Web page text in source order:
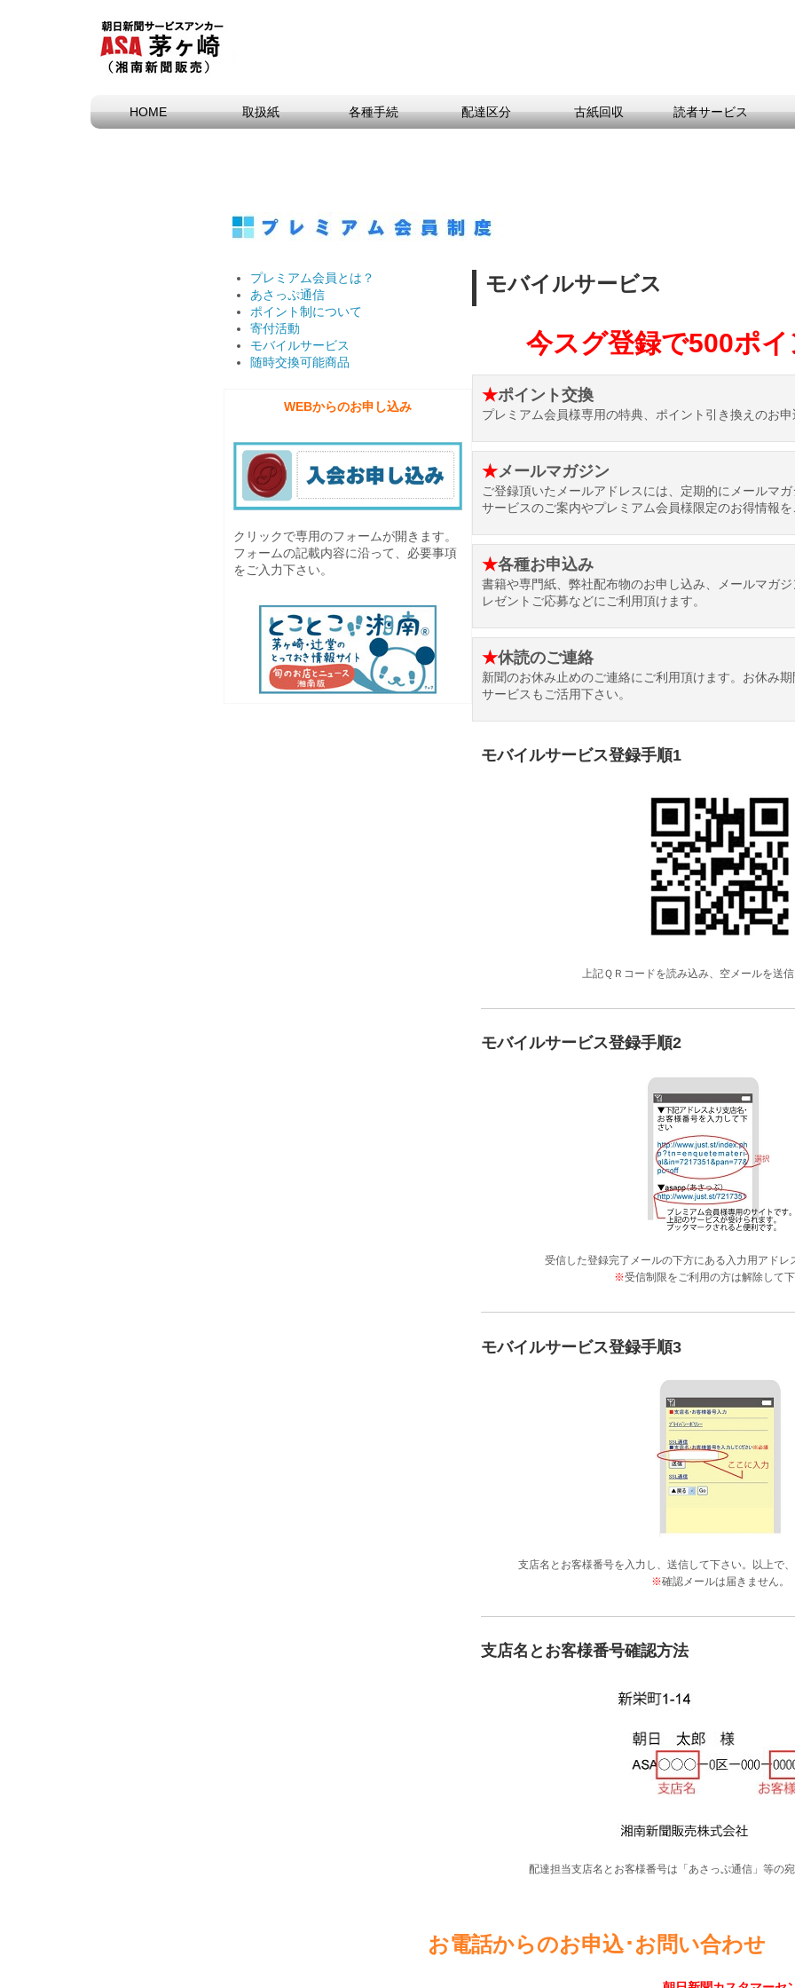
HOME 取扱紙 各種手続 配達区分 古紙回収 読者サービス
プレミアム会員とは？
あさっぷ通信
ポイント制について
寄付活動
モバイルサービス
随時交換可能商品
WEBからのお申し込み
クリックで専用のフォームが開きます。
フォームの記載内容に沿って、必要事項
をご入力下さい。
モバイルサービス
今スグ登録で500ポイ
★ポイント交換
プレミアム会員様専用の特典、ポイント引き換えのお申
★メールマガジン
ご登録頂いたメールアドレスには、定期的にメールマガ
サービスのご案内やプレミアム会員様限定のお得情報を
★各種お申込み
書籍や専門紙、弊社配布物のお申し込み、メールマガ
レゼントご応募などにご利用頂けます。
★休読のご連絡
新聞のお休み止めのご連絡にご利用頂けます。お休み
サービスもご活用下さい。
モバイルサービス登録手順1
上記ＱＲコードを読み込み、空メールを送信
モバイルサービス登録手順2
受信した登録完了メールの下方にある入力用アドレ
※受信制限をご利用の方は解除して下
モバイルサービス登録手順3
支店名とお客様番号を入力し、送信して下さい。以上で
※確認メールは届きません。
支店名とお客様番号確認方法
配達担当支店名とお客様番号は「あさっぷ通信」等の
お電話からのお申込･お問い合わせ